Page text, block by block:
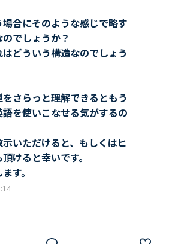
場合にそのような感じで略す
でしょうか？
どういう構造なのでしょう
さらっと理解できるともう
を使いこなせる気がするの
いただけると、もしくはヒ
けると幸いです。
す。